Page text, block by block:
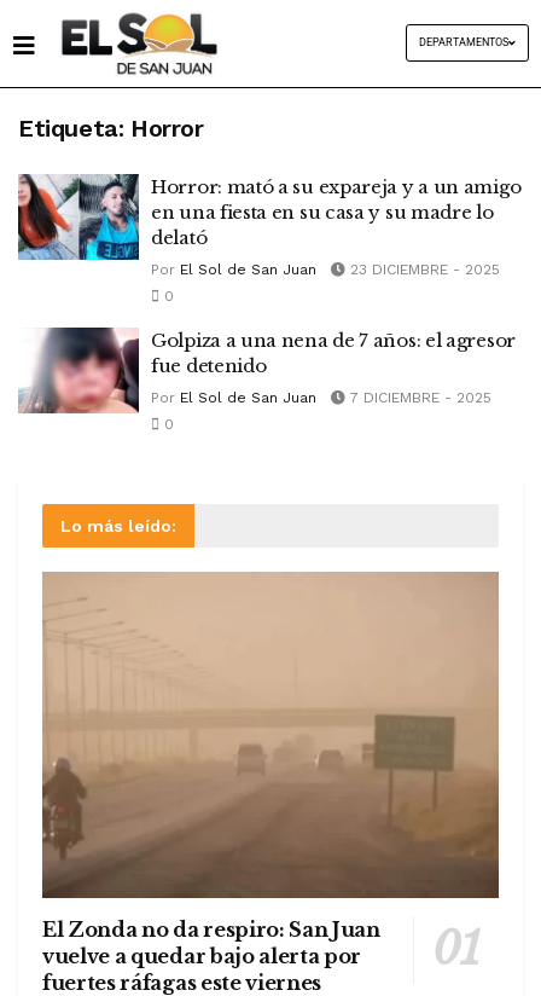
DEPARTAMENTOS
Etiqueta: Horror
Horror: mató a su expareja y a un amigo
en una fiesta en su casa y su madre lo
delató
Por El Sol de San Juan
23 DICIEMBRE - 2025
0
Golpiza a una nena de 7 años: el agresor
fue detenido
Por El Sol de San Juan
7 DICIEMBRE - 2025
0
Lo más leído:
El Zonda no da respiro: San Juan
vuelve a quedar bajo alerta por
fuertes ráfagas este viernes